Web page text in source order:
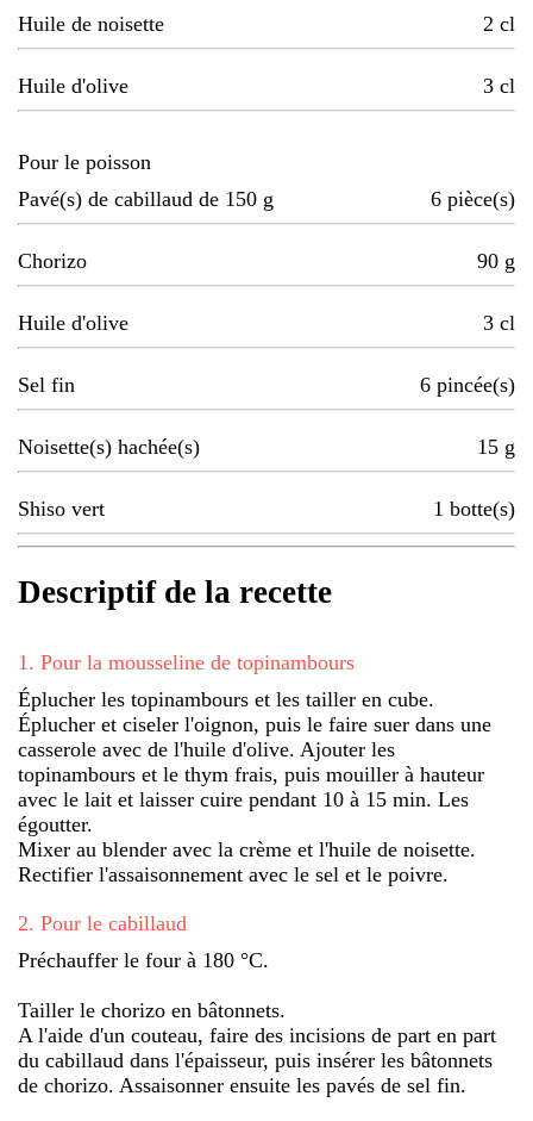
Huile de noisette 2 cl
Huile d'olive 3 cl
Pour le poisson
Pavé(s) de cabillaud de 150 g
6 pièce(s)
Chorizo 90 g
Huile d'olive 3 cl
Sel fin 6 pincée(s)
Noisette(s) hachée(s) 15 g
Shiso vert 1 botte(s)
Descriptif de la recette
1 . Pour la mousseline de topinambours
Éplucher les topinambours et les tailler en cube.
Éplucher et ciseler l'oignon, puis le faire suer dans une
casserole avec de l'huile d'olive. Ajouter les
topinambours et le thym frais, puis mouiller à hauteur
avec le lait et laisser cuire pendant 10 à 15 min. Les
égoutter.
Mixer au blender avec la crème et l'huile de noisette.
Rectifier l'assaisonnement avec le sel et le poivre.
2. Pour le cabillaud
Préchauffer le four à 180 °C.
Tailler le chorizo en bâtonnets.
A l'aide d'un couteau, faire des incisions de part en part
du cabillaud dans l'épaisseur, puis insérer les bâtonnets
de chorizo. Assaisonner ensuite les pavés de sel fin.